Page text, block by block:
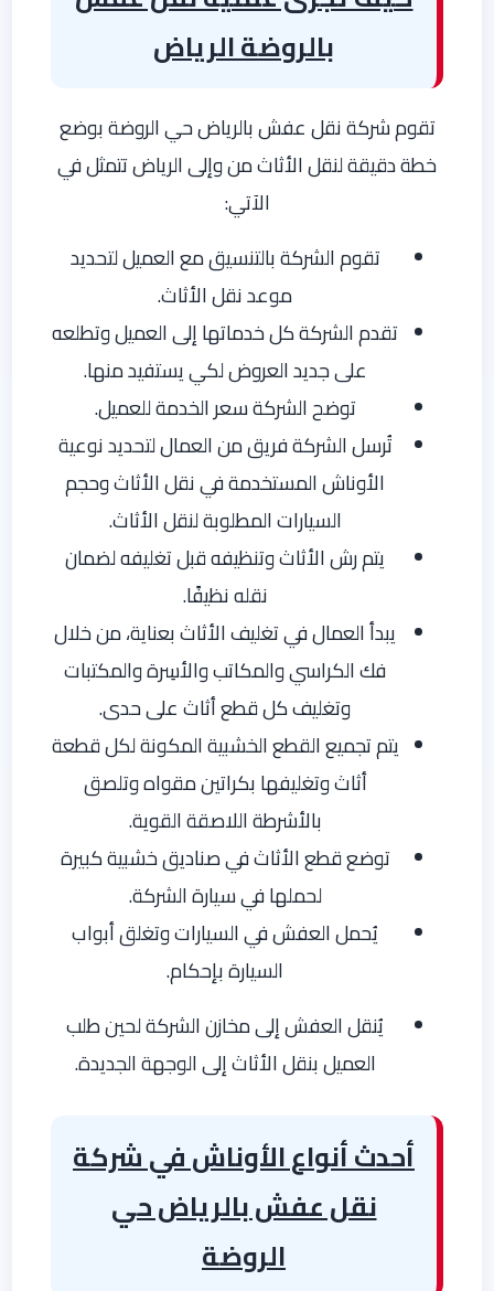
بالروضة الرياض
تقوم شركة نقل عفش بالرياض حي الروضة بوضع
خطة دقيقة لنقل الأثاث من وإلى الرياض تتمثل في
الآتي:
تقوم الشركة بالتنسيق مع العميل لتحديد
موعد نقل الأثاث.
تقدم الشركة كل خدماتها إلى العميل وتطلعه
على جديد العروض لكي يستفيد منها.
توضح الشركة سعر الخدمة للعميل.
تُرسل الشركة فريق من العمال لتحديد نوعية
الأوناش المستخدمة في نقل الأثاث وحجم
السيارات المطلوبة لنقل الأثاث.
يتم رش الأثاث وتنظيفه قبل تغليفه لضمان
نقله نظيفًا.
يبدأ العمال في تغليف الأثاث بعناية، من خلال
فك الكراسي والمكاتب والأسِرة والمكتبات
وتغليف كل قطع أثاث على حدى.
يتم تجميع القطع الخشبية المكونة لكل قطعة
أثاث وتغليفها بكراتين مقواه وتلصق
بالأشرطة اللاصقة القوية.
توضع قطع الأثاث في صناديق خشبية كبيرة
لحملها في سيارة الشركة.
يُحمل العفش في السيارات وتغلق أبواب
السيارة بإحكام.
يُنقل العفش إلى مخازن الشركة لحين طلب
العميل بنقل الأثاث إلى الوجهة الجديدة.
أحدث أنواع الأوناش في شركة
نقل عفش بالرياض حي
الروضة